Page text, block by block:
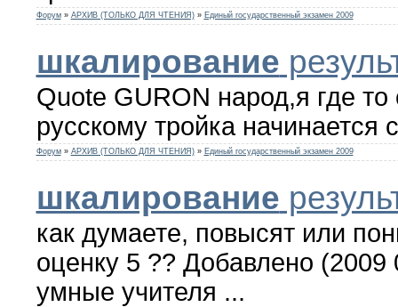
Форум » АРХИВ (ТОЛЬКО ДЛЯ ЧТЕНИЯ) » Единый государственный экзамен 2009
шкалирование
Quote GURON народ,я где
русскому тройка начинается
Форум » АРХИВ (ТОЛЬКО ДЛЯ ЧТЕНИЯ) » Единый государственный экзамен 2009
шкалирование
как думаете, повысят или
оценку 5 ?? Добавлено (2009
умные учителя ...